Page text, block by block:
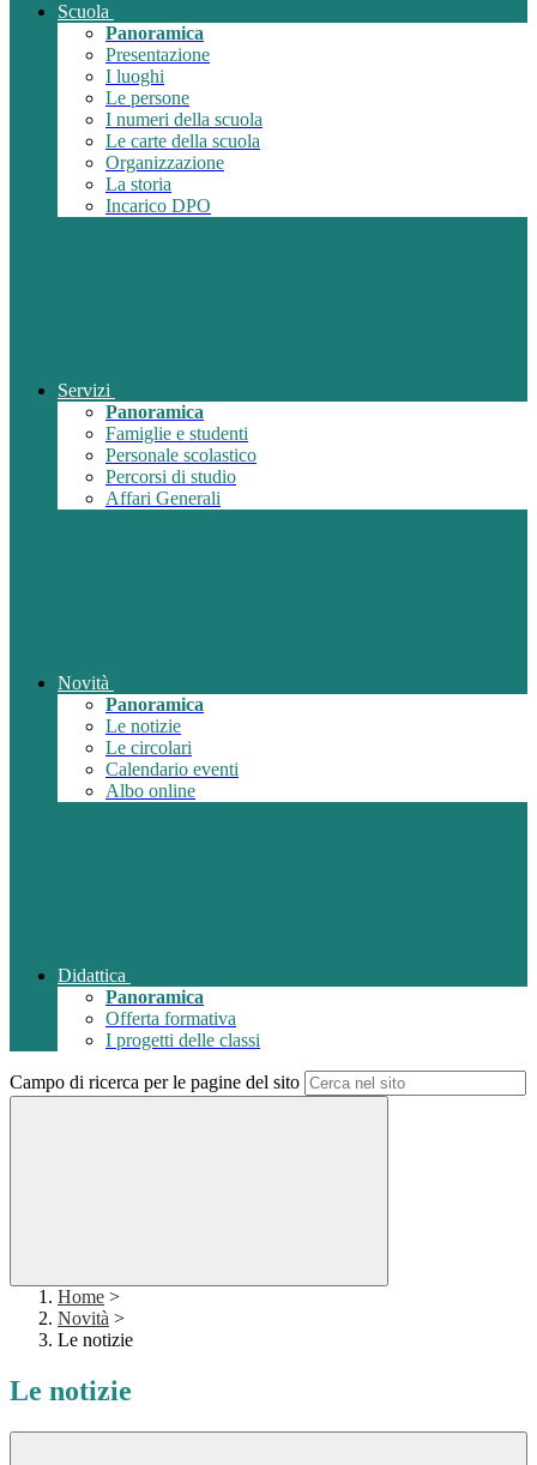
Scuola
Panoramica
Presentazione
I luoghi
Le persone
I numeri della scuola
Le carte della scuola
Organizzazione
La storia
Incarico DPO
Servizi
Panoramica
Famiglie e studenti
Personale scolastico
Percorsi di studio
Affari Generali
Novità
Panoramica
Le notizie
Le circolari
Calendario eventi
Albo online
Didattica
Panoramica
Offerta formativa
I progetti delle classi
Campo di ricerca per le pagine del sito
Home >
Novità >
Le notizie
Le notizie